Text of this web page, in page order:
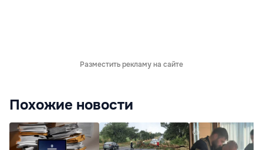
Разместить рекламу на сайте
Похожие новости